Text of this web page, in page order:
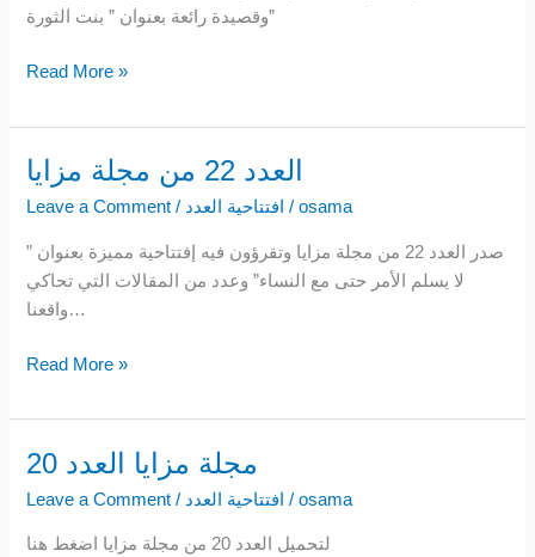
وقصيدة رائعة بعنوان ” بنت الثورة”
Read More »
العدد 22 من مجلة مزايا
Leave a Comment / افتتاحية العدد /osama
صدر العدد 22 من مجلة مزايا وتقرؤون فيه إفتتاحية مميزة بعنوان ”
لا يسلم الأمر حتى مع النساء” وعدد من المقالات التي تحاكي
واقعنا…
العدد
22
مجلة
مزايا
Read More »
مجلة مزايا العدد 20
Leave a Comment / افتتاحية العدد /osama
لتحميل العدد 20 من مجلة مزايا اضغط هنا
مجلة
20